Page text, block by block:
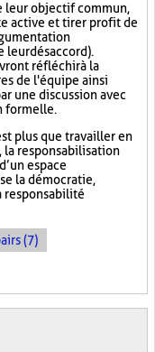
leur objectif commun,
active et tirer profit de
leur désaccord).
réfléchir à la
de l'équipe ainsi
une discussion avec
formelle.
plus que travailler en
la responsabilisation
espace
la démocratie,
responsabilité
(7)